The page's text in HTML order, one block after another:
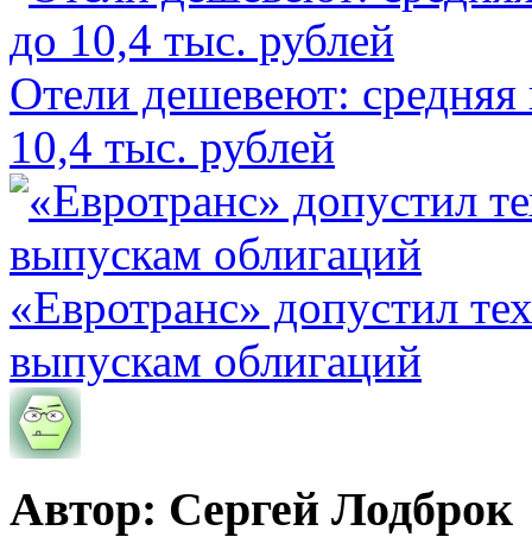
Отели дешевеют:
10,4 тыс. рублей
«Евротранс» допустил
выпускам облигаций
Автор: Сергей Лодброк